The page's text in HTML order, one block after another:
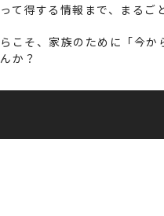
て得する情報まで、まるご
こそ、家族のために「今
か？